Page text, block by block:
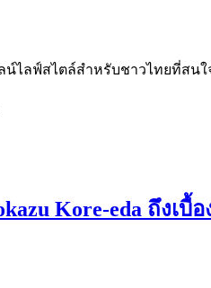
น์ไลฟ์สไตล์สำหรับชาวไทยที่สน
Kore-eda ถึงเบื้อ